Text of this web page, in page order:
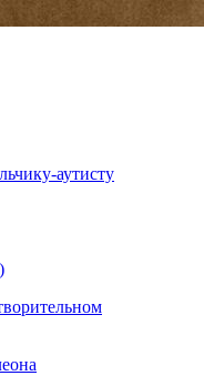
аутисту